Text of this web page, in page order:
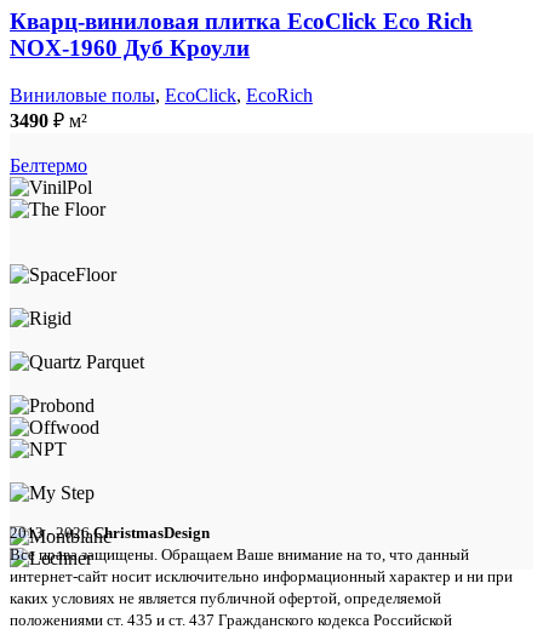
Кварц-виниловая плитка EcoClick Eco Rich
NOX-1960 Дуб Кроули
Виниловые полы, EcoClick, EcoRich
3490 ₽ м²
Белтермо
2013 - 2026ChristmasDesign
Все права защищены. Обращаем Ваше внимание на то, что данный
интернет-сайт носит исключительно информационный характер и ни при
каких условиях не является публичной офертой, определяемой
положениями ст. 435 и ст. 437 Гражданского кодекса Российской